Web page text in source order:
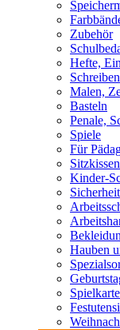
Zubehör
Hefte,
Schreiben
Malen,
Basteln
Penale,
Spiele
Für
Kinder-
Sicherheit
Hauben